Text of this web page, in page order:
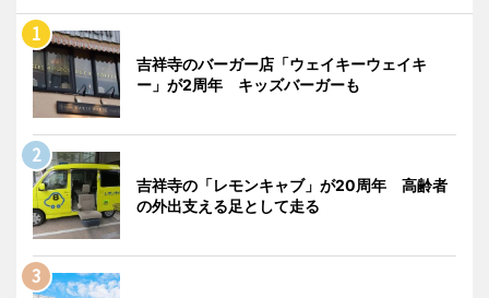
吉祥寺のバーガー店「ウェイキーウェイキ
ー」が2周年 キッズバーガーも
吉祥寺の「レモンキャブ」が20周年 高齢者
の外出支える足として走る